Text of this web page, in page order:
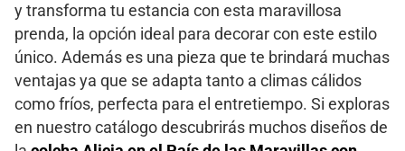
y transforma tu estancia con esta maravillosa
prenda, la opción ideal para decorar con este estilo
único. Además es una pieza que te brindará muchas
ventajas ya que se adapta tanto a climas cálidos
como fríos, perfecta para el entretiempo. Si exploras
en nuestro catálogo descubrirás muchos diseños de